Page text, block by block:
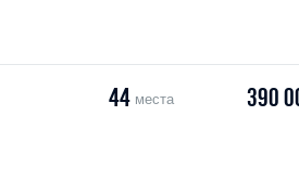
44места 390